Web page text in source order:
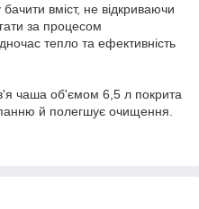
вміст, не відкриваючи
за процесом
тепло та ефективність
чаша об'ємом 6,5 л покрита
й полегшує очищення.